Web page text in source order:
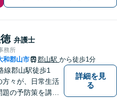
弁護士
務所
和郡山市 郡山駅 から徒歩1分
線郡山駅徒歩1
方々が、日常生活
の予防策を講じ
詳細を見
る